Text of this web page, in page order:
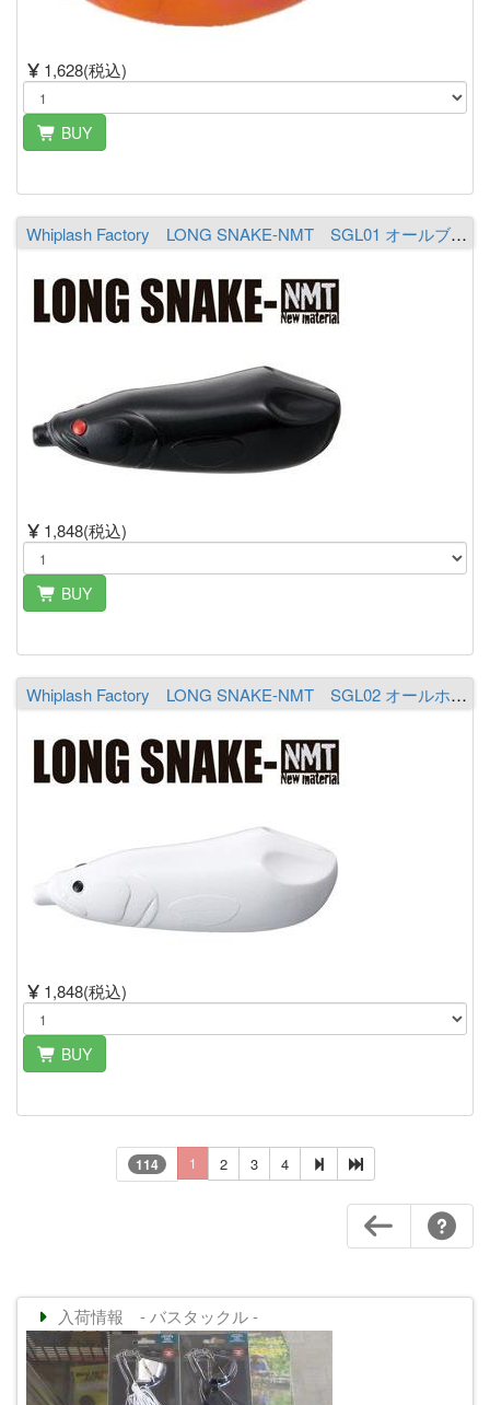
1,628(税込)
BUY
Whiplash Factory LONG SNAKE-NMT SGL01 オールブラック
1,848(税込)
BUY
Whiplash Factory LONG SNAKE-NMT SGL02 オールホワイト
1,848(税込)
BUY
114 1 2 3 4
入荷情報 - バスタックル -